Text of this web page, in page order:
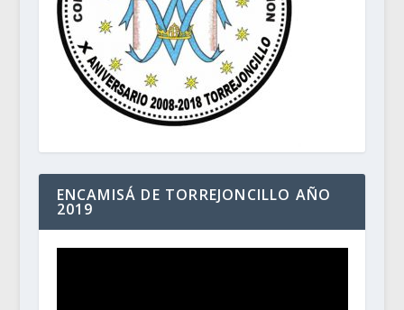
ENCAMISÁ DE TORREJONCILLO AÑO
2019